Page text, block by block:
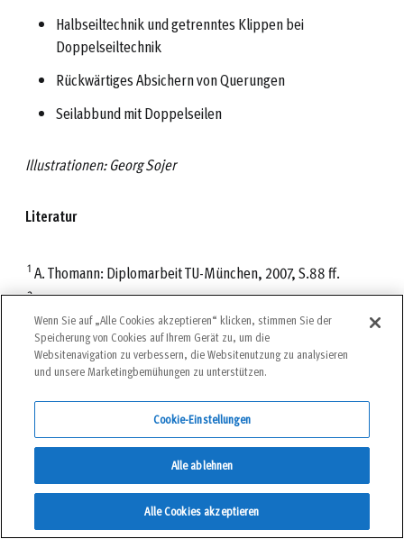
Halbseiltechnik und getrenntes Klippen bei
Doppelseiltechnik
Rückwärtiges Absichern von Querungen
Seilabbund mit Doppelseilen
Illustrationen: Georg Sojer
Literatur
1 A. Thomann: Diplomarbeit TU-München, 2007, S.88 ff.
2A. Thomann: Diplomarbeit TU-München, 2007, S. 79.
Artikel geschrieben von
Wenn Sie auf „Alle Cookies akzeptieren“ klicken, stimmen Sie der
Speicherung von Cookies auf Ihrem Gerät zu, um die
Websitenavigation zu verbessern, die Websitenutzung zu analysieren
und unsere Marketingbemühungen zu unterstützen.
Cookie-Einstellungen
Alle ablehnen
Alle Cookies akzeptieren